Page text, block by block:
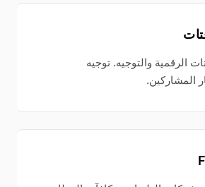
الرقمية والتوجيه. توجيه
المشاركين.